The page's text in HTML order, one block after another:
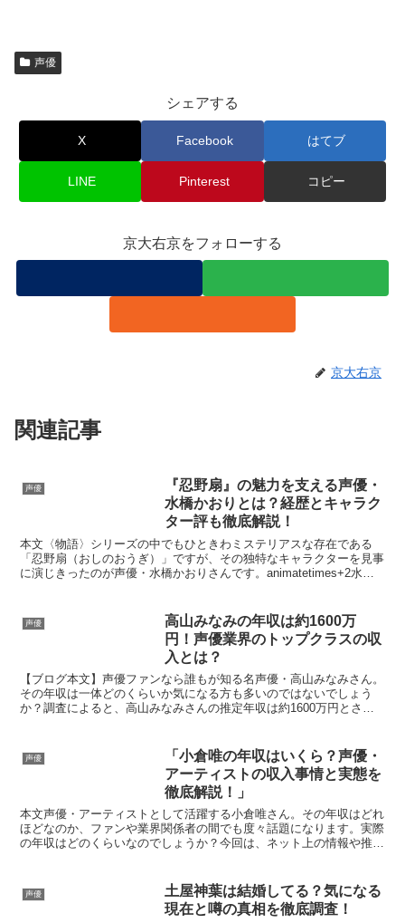
声優
シェアする
X Facebook はてブ
LINE Pinterest コピー
京大右京をフォローする
京大右京
関連記事
声優
『忍野扇』の魅力を支える声優・
水橋かおりとは？経歴とキャラク
ター評も徹底解説！
本文〈物語〉シリーズの中でもひときわミステリアスな存在である
「忍野扇（おしのおうぎ）」ですが、その独特なキャラクターを見事
に演じきったのが声優・水橋かおりさんです。animatetimes+2水橋
声優
高山みなみの年収は約1600万
円！声優業界のトップクラスの収
入とは？
【ブログ本文】声優ファンなら誰もが知る名声優・高山みなみさん。
その年収は一体どのくらいか気になる方も多いのではないでしょう
か？調査によると、高山みなみさんの推定年収は約1600万円とされ
声優
「小倉唯の年収はいくら？声優・
アーティストの収入事情と実態を
徹底解説！」
本文声優・アーティストとして活躍する小倉唯さん。その年収はどれ
ほどなのか、ファンや業界関係者の間でも度々話題になります。実際
の年収はどのくらいなのでしょうか？今回は、ネット上の情報や推定
声優
土屋神葉は結婚してる？気になる
現在と噂の真相を徹底調査！